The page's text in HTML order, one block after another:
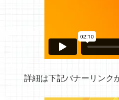
詳細は下記バナーリンク